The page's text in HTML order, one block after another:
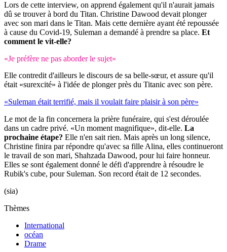
Lors de cette interview, on apprend également qu'il n'aurait jamais
dû se trouver à bord du Titan. Christine Dawood devait plonger
avec son mari dans le Titan. Mais cette dernière ayant été repoussée
à cause du Covid-19, Suleman a demandé à prendre sa place. Et
comment le vit-elle?
«Je préfère ne pas aborder le sujet»
Elle contredit d'ailleurs le discours de sa belle-sœur, et assure qu'il
était «surexcité» à l'idée de plonger près du Titanic avec son père.
«Suleman était terrifié, mais il voulait faire plaisir à son père»
Le mot de la fin concernera la prière funéraire, qui s'est déroulée
dans un cadre privé. «Un moment magnifique», dit-elle. La
prochaine étape? Elle n'en sait rien. Mais après un long silence,
Christine finira par répondre qu'avec sa fille Alina, elles continueront
le travail de son mari, Shahzada Dawood, pour lui faire honneur.
Elles se sont également donné le défi d'apprendre à résoudre le
Rubik's cube, pour Suleman. Son record était de 12 secondes.
(sia)
Thèmes
International
océan
Drame